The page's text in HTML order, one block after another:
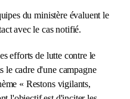
du ministère évaluent le
avec le cas notifié.
efforts de lutte contre le
le cadre d'une campagne
« Restons vigilants,